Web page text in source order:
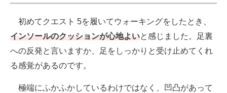
初めてクエスト 5を履いてウォーキングをしたとき、
インソールのクッションが心地よいと感じました。足裏
への反発と言いますか、足をしっかりと受け止めてくれ
る感覚があるのです。
極端にふかふかしているわけではなく、凹凸があって